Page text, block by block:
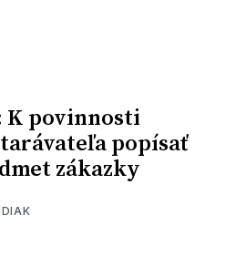
K povinnosti
popísať
zákazky